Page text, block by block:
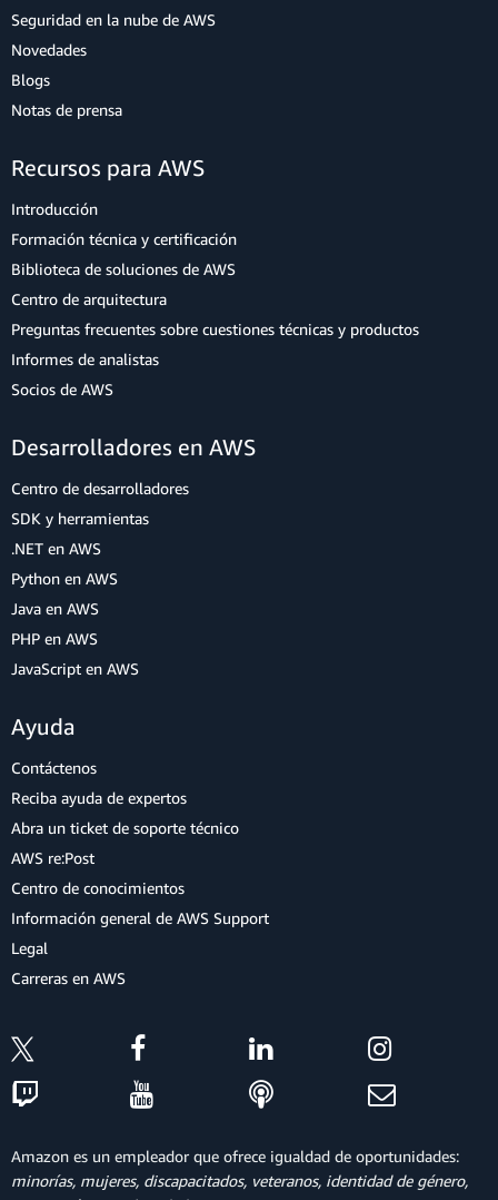
Seguridad en la nube de AWS
Novedades
Blogs
Notas de prensa
Recursos para AWS
Introducción
Formación técnica y certificación
Biblioteca de soluciones de AWS
Centro de arquitectura
Preguntas frecuentes sobre cuestiones técnicas y productos
Informes de analistas
Socios de AWS
Desarrolladores en AWS
Centro de desarrolladores
SDK y herramientas
.NET en AWS
Python en AWS
Java en AWS
PHP en AWS
JavaScript en AWS
Ayuda
Contáctenos
Reciba ayuda de expertos
Abra un ticket de soporte técnico
AWS re:Post
Centro de conocimientos
Información general de AWS Support
Legal
Carreras en AWS
Amazon es un empleador que ofrece igualdad de oportunidades:
minorías, mujeres, discapacitados, veteranos, identidad de género,